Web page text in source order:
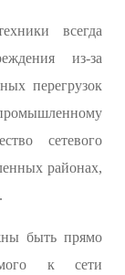
всегда
из-за
перегрузок
сетевого
районах,
быть прямо
к сети